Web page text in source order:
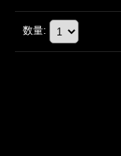
数量: